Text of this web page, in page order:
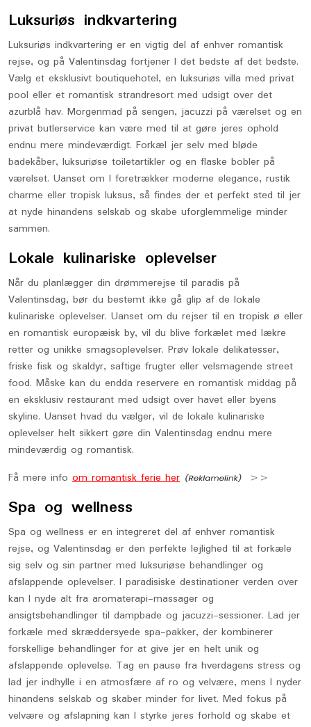
Luksuriøs indkvartering
Luksuriøs indkvartering er en vigtig del af enhver romantisk
rejse, og på Valentinsdag fortjener I det bedste af det bedste.
Vælg et eksklusivt boutiquehotel, en luksuriøs villa med privat
pool eller et romantisk strandresort med udsigt over det
azurblå hav. Morgenmad på sengen, jacuzzi på værelset og en
privat butlerservice kan være med til at gøre jeres ophold
endnu mere mindeværdigt. Forkæl jer selv med bløde
badekåber, luksuriøse toiletartikler og en flaske bobler på
værelset. Uanset om I foretrækker moderne elegance, rustik
charme eller tropisk luksus, så findes der et perfekt sted til jer
at nyde hinandens selskab og skabe uforglemmelige minder
sammen.
Lokale kulinariske oplevelser
Når du planlægger din drømmerejse til paradis på
Valentinsdag, bør du bestemt ikke gå glip af de lokale
kulinariske oplevelser. Uanset om du rejser til en tropisk ø eller
en romantisk europæisk by, vil du blive forkælet med lækre
retter og unikke smagsoplevelser. Prøv lokale delikatesser,
friske fisk og skaldyr, saftige frugter eller velsmagende street
food. Måske kan du endda reservere en romantisk middag på
en eksklusiv restaurant med udsigt over havet eller byens
skyline. Uanset hvad du vælger, vil de lokale kulinariske
oplevelser helt sikkert gøre din Valentinsdag endnu mere
mindeværdig og romantisk.
Få mere info om romantisk ferie her >>
Spa og wellness
Spa og wellness er en integreret del af enhver romantisk
rejse, og Valentinsdag er den perfekte lejlighed til at forkæle
sig selv og sin partner med luksuriøse behandlinger og
afslappende oplevelser. I paradisiske destinationer verden over
kan I nyde alt fra aromaterapi-massager og
ansigtsbehandlinger til dampbade og jacuzzi-sessioner. Lad jer
forkæle med skræddersyede spa-pakker, der kombinerer
forskellige behandlinger for at give jer en helt unik og
afslappende oplevelse. Tag en pause fra hverdagens stress og
lad jer indhylle i en atmosfære af ro og velvære, mens I nyder
hinandens selskab og skaber minder for livet. Med fokus på
velvære og afslapning kan I styrke jeres forhold og skabe et